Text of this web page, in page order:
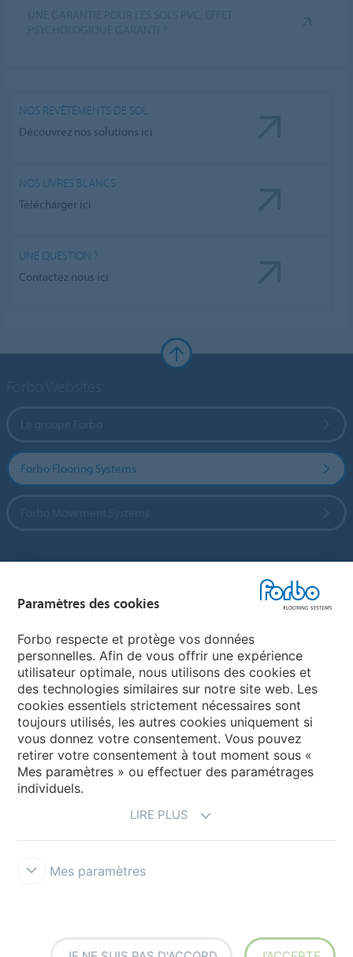
NOS REVÊTEMENTS DE SOL
Découvrez nos solutions ici
NOS LIVRES BLANCS
Télécharger ici
UNE QUESTION ?
Contactez nous ici
Forbo Flooring Systems
My Forbo
LEXIQUE
PLAN DU SITE
Paramètres des cookies
Forbo respecte et protège vos données
personnelles. Afin de vous offrir une expérience
utilisateur optimale, nous utilisons des cookies et
des technologies similaires sur notre site web. Les
cookies essentiels strictement nécessaires sont
toujours utilisés, les autres cookies uniquement si
vous donnez votre consentement. Vous pouvez
retirer votre consentement à tout moment sous «
Mes paramètres » ou effectuer des paramétrages
individuels.
LIRE PLUS
Mes paramètres